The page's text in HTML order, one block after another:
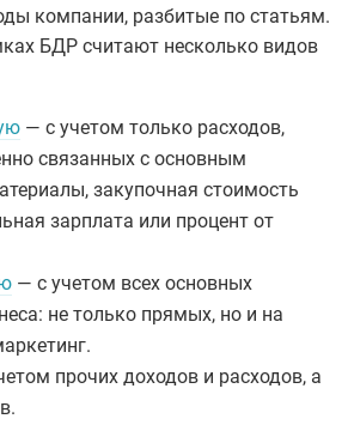
компании, разбитые по статьям.
БДР считают несколько видов
— с учетом только расходов,
связанных с основным
закупочная стоимость
зарплата или процент от
— с учетом всех основных
не только прямых, но и на
прочих доходов и расходов, а